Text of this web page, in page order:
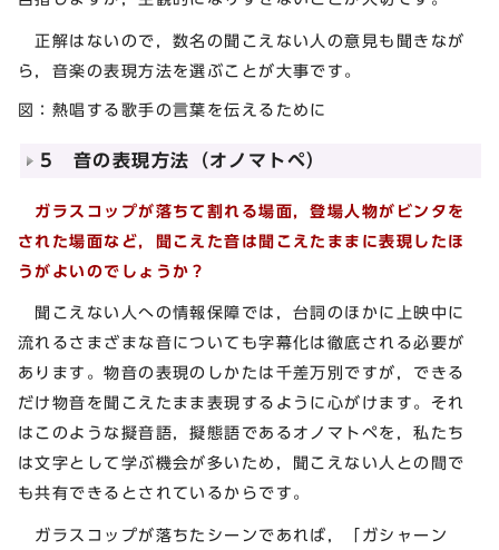
正解はないので，数名の聞こえない人の意見も聞きなが
ら，音楽の表現方法を選ぶことが大事です。
図：熱唱する歌手の言葉を伝えるために
5 音の表現方法（オノマトペ）
ガラスコップが落ちて割れる場面，登場人物がビンタを
された場面など，聞こえた音は聞こえたままに表現したほ
うがよいのでしょうか？
聞こえない人への情報保障では，台詞のほかに上映中に
流れるさまざまな音についても字幕化は徹底される必要が
あります。物音の表現のしかたは千差万別ですが，できる
だけ物音を聞こえたまま表現するように心がけます。それ
はこのような擬音語，擬態語であるオノマトペを，私たち
は文字として学ぶ機会が多いため，聞こえない人との間で
も共有できるとされているからです。
ガラスコップが落ちたシーンであれば，「ガシャーン